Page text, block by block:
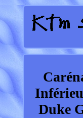
Duke